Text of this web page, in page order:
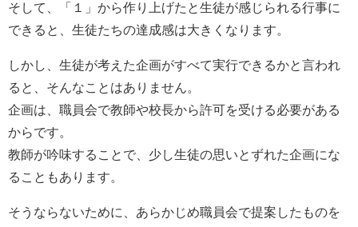
そして、「１」から作り上げたと生徒が感じられる行事に
できると、生徒たちの達成感は大きくなります。
しかし、生徒が考えた企画がすべて実行できるかと言われ
ると、そんなことはありません。
企画は、職員会で教師や校長から許可を受ける必要がある
からです。
教師が吟味することで、少し生徒の思いとずれた企画にな
ることもあります。
そうならないために、あらかじめ職員会で提案したものを